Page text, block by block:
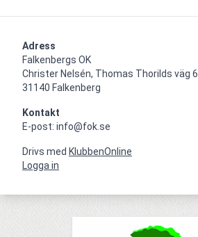
Adress
Falkenbergs OK
Christer Nelsén, Thomas Thorilds väg 6
31140 Falkenberg
Kontakt
E-post: info@fok.se
Drivs med KlubbenOnline
Logga in